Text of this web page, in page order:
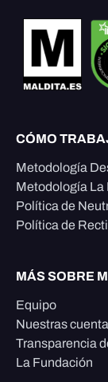
CÓMO
Metodología
Metodología La
Política de
Política de
MÁS SOBRE
Equipo
Nuestras
Transparencia
La Fundación